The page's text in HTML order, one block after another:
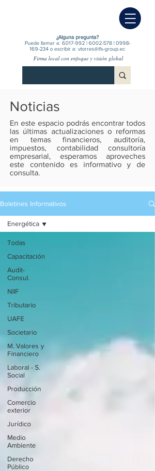
¿Alguna pregunta?
Puede llamar a: 6017-992| 6002-578| 0998-
169-234 o escribir a: vtorres@ifs-group.ec
Firma local con enfoque y visión global
Noticias
En este espacio podrás encontrar todos
las últimas actualizaciones o reformas
en temas financieros, auditoría,
impuestos, contabilidad consultoría
empresarial, esperamos aproveches
este contenido es informativo y de
consulta.
Boletines Informativos
Todas
Capacitación
Audit-
Consul.
NIIF
Tributario
UAFE
Societario
M. Valores y
Financiero
Laboral - S.
Social
Producción
Comercio
exterior
Jurídico
Medio
Ambiente
Derecho
Público
Energética